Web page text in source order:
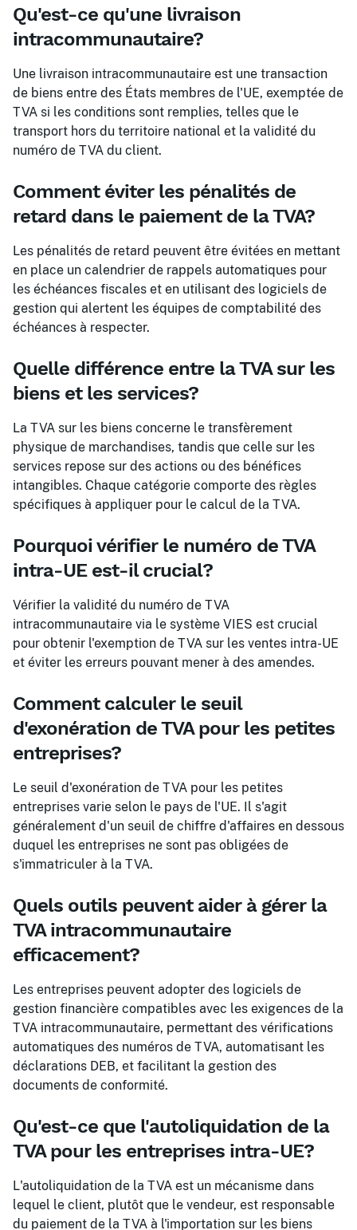
Qu'est-ce qu'une livraison
intracommunautaire?
Une livraison intracommunautaire est une transaction
de biens entre des États membres de l'UE, exemptée de
TVA si les conditions sont remplies, telles que le
transport hors du territoire national et la validité du
numéro de TVA du client.
Comment éviter les pénalités de
retard dans le paiement de la TVA?
Les pénalités de retard peuvent être évitées en mettant
en place un calendrier de rappels automatiques pour
les échéances fiscales et en utilisant des logiciels de
gestion qui alertent les équipes de comptabilité des
échéances à respecter.
Quelle différence entre la TVA sur les
biens et les services?
La TVA sur les biens concerne le transfèrement
physique de marchandises, tandis que celle sur les
services repose sur des actions ou des bénéfices
intangibles. Chaque catégorie comporte des règles
spécifiques à appliquer pour le calcul de la TVA.
Pourquoi vérifier le numéro de TVA
intra-UE est-il crucial?
Vérifier la validité du numéro de TVA
intracommunautaire via le système VIES est crucial
pour obtenir l'exemption de TVA sur les ventes intra-UE
et éviter les erreurs pouvant mener à des amendes.
Comment calculer le seuil
d'exonération de TVA pour les petites
entreprises?
Le seuil d'exonération de TVA pour les petites
entreprises varie selon le pays de l'UE. Il s'agit
généralement d'un seuil de chiffre d'affaires en dessous
duquel les entreprises ne sont pas obligées de
s'immatriculer à la TVA.
Quels outils peuvent aider à gérer la
TVA intracommunautaire
efficacement?
Les entreprises peuvent adopter des logiciels de
gestion financière compatibles avec les exigences de la
TVA intracommunautaire, permettant des vérifications
automatiques des numéros de TVA, automatisant les
déclarations DEB, et facilitant la gestion des
documents de conformité.
Qu'est-ce que l'autoliquidation de la
TVA pour les entreprises intra-UE?
L'autoliquidation de la TVA est un mécanisme dans
lequel le client, plutôt que le vendeur, est responsable
du paiement de la TVA à l'importation sur les biens